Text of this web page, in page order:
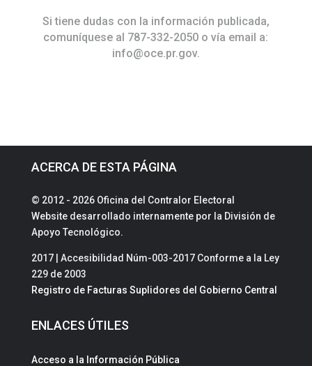
Si tiene dudas con la información publicada,
comuníquese al 787-332-2050 o vía email a:
info@oce.pr.gov.
ACERCA DE ESTA PÁGINA
© 2012 - 2026 Oficina del Contralor Electoral
Website desarrollado internamente por la División de
Apoyo Tecnológico.
2017 | Accesibilidad Núm-003-2017 Conforme a la Ley
229 de 2003
Registro de Facturas Suplidores del Gobierno Central
ENLACES ÚTILES
Acceso a la Información Pública